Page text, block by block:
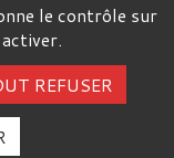
le contrôle sur
REFUSER